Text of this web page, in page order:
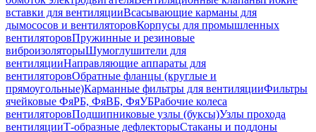
вставки для вентиляцииВсасывающие карманы для
дымососов и вентиляторовКорпусы для промышленных
вентиляторовПружинные и резиновые
виброизоляторыШумоглушители для
вентиляцииНаправляющие аппараты для
вентиляторовОбратные фланцы (круглые и
прямоугольные)Карманные фильтры для вентиляцииФильтры
ячейковые ФяРБ, ФяВБ, ФяУБРабочие колеса
вентиляторовПодшипниковые узлы (буксы)Узлы прохода
вентиляцииТ-образные дефлекторыСтаканы и поддоны